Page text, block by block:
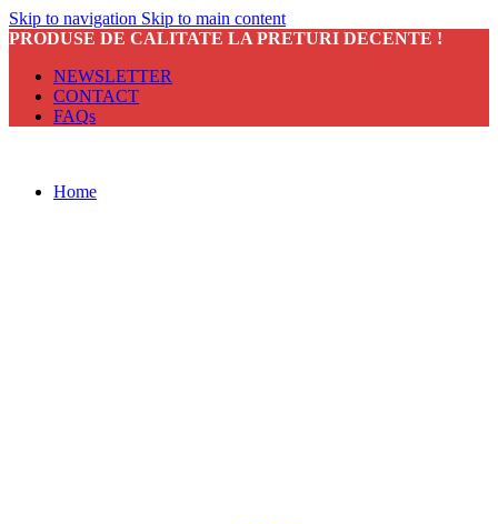
Skip to navigation Skip to main content
PRODUSE DE CALITATE LA PRETURI DECENTE !
NEWSLETTER
CONTACT
FAQs
Home